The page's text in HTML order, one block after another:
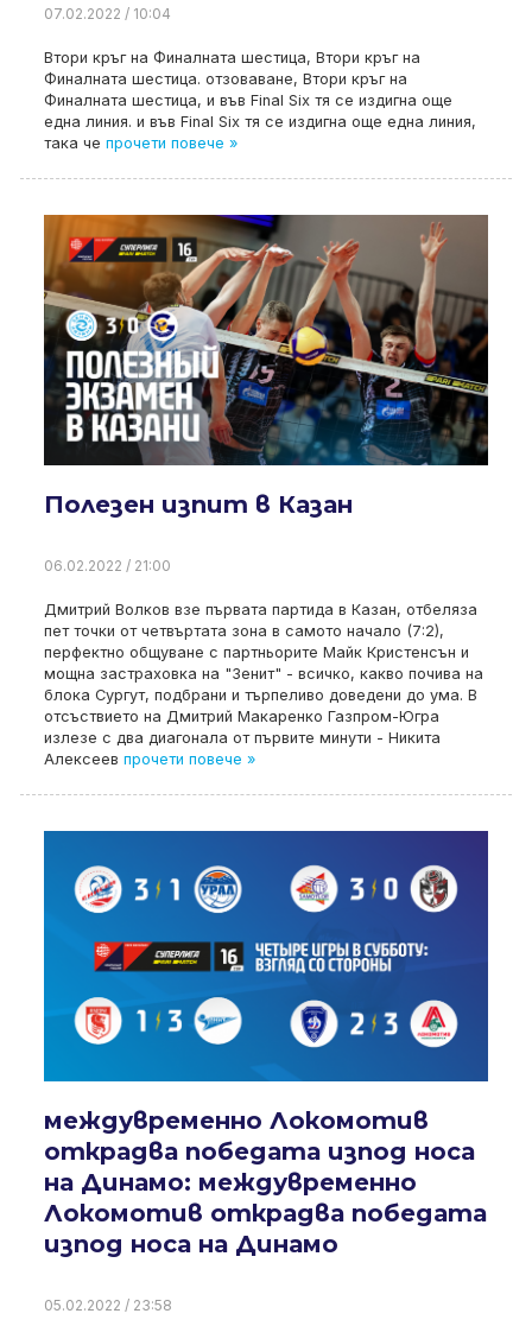
07.02.2022 / 10:04
Втори кръг на Финалната шестица, Втори кръг на
Финалната шестица. отзоваване, Втори кръг на
Финалната шестица, и във Final Six тя се издигна още
една линия. и във Final Six тя се издигна още една линия,
така че прочети повече »
Полезен изпит в Казан
06.02.2022 / 21:00
Дмитрий Волков взе първата партида в Казан, отбеляза
пет точки от четвъртата зона в самото начало (7:2),
перфектно общуване с партньорите Майк Кристенсън и
мощна застраховка на "Зенит" - всичко, какво почива на
блока Сургут, подбрани и търпеливо доведени до ума. В
отсъствието на Дмитрий Макаренко Газпром-Югра
излезе с два диагонала от първите минути - Никита
Алексеев прочети повече »
междувременно Локомотив
открадва победата изпод носа
на Динамо: междувременно
Локомотив открадва победата
изпод носа на Динамо
05.02.2022 / 23:58